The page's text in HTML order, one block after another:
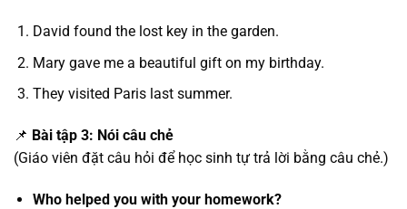
David found the lost key in the garden.
Mary gave me a beautiful gift on my birthday.
They visited Paris last summer.
📌 Bài tập 3: Nói câu chẻ
(Giáo viên đặt câu hỏi để học sinh tự trả lời bằng câu chẻ.)
Who helped you with your homework?